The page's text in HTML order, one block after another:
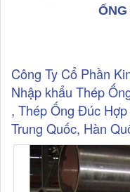
Công Ty Cổ Phần
Nhập khẩu Thép
, Thép Ống Đúc
Trung Quốc, Hàn